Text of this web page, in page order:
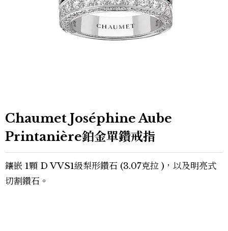
Chaumet Joséphine Aube
Printanière鉑金單鑽戒指
鑲嵌 1顆 D VVS1級梨形鑽石 (3.07克拉 )，以及明亮式
切割鑽石。